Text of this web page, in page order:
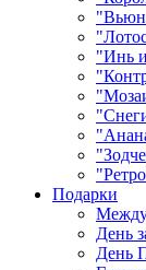
"Инь
Подарки
День
День